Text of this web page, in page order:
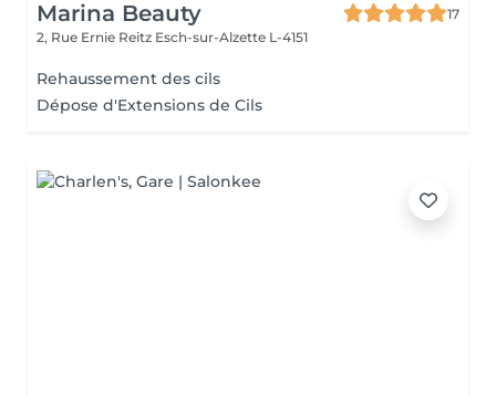
Marina Beauty
17
2, Rue Ernie Reitz Esch-sur-Alzette L-4151
Rehaussement des cils
Dépose d'Extensions de Cils